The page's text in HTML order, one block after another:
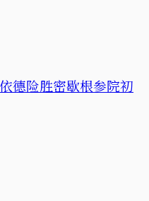
德险胜密歇根参院初